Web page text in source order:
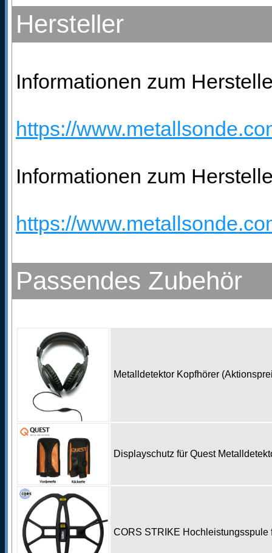
Hersteller
Informationen zum
https://
Informationen zum
https://
Passendes Zubehör
Metalldetektor Kopfhörer
Displayschutz für Quest
CORS STRIKE